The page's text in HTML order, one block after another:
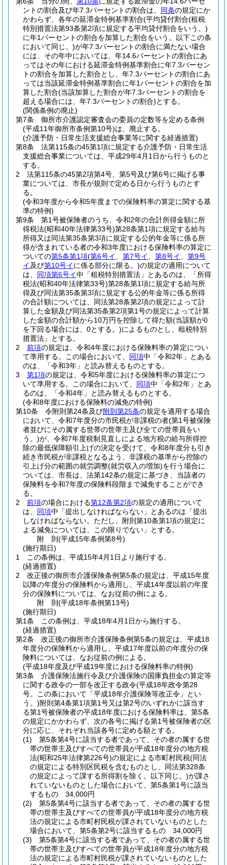
ントの割合及び年7.3パーセントの割合は、 同条の規定にか
かわらず、各年の延滞金特例基準割合(平均貸付割合(租税
特別措置法第93条第2項に規定する平均貸付割合をいう。)
に年1パーセントの割合を加算した割合をいう。以下この条
において同じ。)が年7.3パーセントの割合に満たない場合
には、その年中においては、年14.6パーセントの割合にあ
ってはその年における延滞金特例基準割合に年7.3パーセン
トの割合を加算した割合とし、年7.3パーセントの割合にあ
っては当該延滞金特例基準割合に年1パーセントの割合を加
算した割合(当該加算した割合が年7.3パーセントの割合を
超える場合には、年7.3パーセントの割合)とする。
(関係条例の廃止)
第7条
御所市介護認定審査会の委員の定数等を定める条例
(平成11年御所市条例第10号)は、廃止する。
(介護予防・日常生活支援総合事業等に関する経過措置)
第8条
法第115条の45第1項に規定する介護予防・日常生活
支援総合事業については、平成29年4月1日から行うものと
する。
2
法第115条の45第2項第4号、第5号及び第6号に掲げる事
業については、市長が規則で定める日から行うものとす
る。
(令和3年度から令和5年度までの保険料率の算定に関する基
準の特例)
第9条
第1号被保険者のうち、令和2年の合計所得金額に所
得税法(昭和40年法律第33号)第28条第1項に規定する給与
所得又は同法第35条第3項に規定する公的年金等に係る所
得が含まれている者の令和3年度における保険料率の算定に
ついての第5条第1項(第6号イ 第7号イ 第8号イ
第9号
イ及び第10号イに係る部分に限る。)の規定の適用について
は、 同項第6号イ中「租税特別措置法」とあるのは、「所得
税法(昭和40年法律第33号)第28条第1項に規定する給与所
得及び同法第35条第3項に規定する公的年金等に係る所得
の合計額については、同法第28条第2項の規定によって計
算した金額及び同法第35条第2項第1号の規定によって計算
した金額の合計額から10万円を控除して得た額(当該額が0
を下回る場合には、0とする。)によるものとし、租税特別
措置法」とする。
2
前項の規定は、令和4年度における保険料率の算定につい
て準用する。
この場合において、 同項中「令和2年」とある
のは、「令和3年」と読み替えるものとする。
3
第1項の規定は、令和5年度における保険料率の算定につ
いて準用する。
この場合において、 同項中「令和2年」とあ
るのは、「令和4年」と読み替えるものとする。
(令和8年度における保険料の減免の特例)
第10条
令附則第24条及び附則第25条の規定を適用する場合
において、令和7年度分の市民税が非課税の者(第1号被保険
者並びにその属する世帯の世帯主及び全ての世帯員をい
う。)が、令和7年度税制見直しによる地方税の給与所得控
除の最低保障額引上げの決定を受けて、令和8年度分も引き
続き市民税が非課税となるよう、非課税の基準から控除の
引上げ分の範囲の就労調整(就労収入の増加)を行う場合に
ついては、市長は、法第142条の規定に基づき、当該者の
保険料を令和7年度の保険料段階まで減免することができ
る。
2
前項の場合における第12条第2項の規定の適用について
は、 同項中「提出しなければならない」とあるのは「提出
しなければならない。ただし、附則第10条第1項の規定に
よる減免については、この限りでない」とする。
附 則(平成15年条例第8号)
(施行期日)
1
この条例は、平成15年4月1日より施行する。
(経過措置)
2
改正後の御所市介護保険条例第5条の規定は、平成15年度
以降の年度分の保険料から適用し、平成14年度以前の年度
分の保険料については、なお従前の例による。
附 則(平成18年条例第13号)
(施行期日)
第1条
この条例は、平成18年4月1日から施行する。
(経過措置)
第2条
改正後の御所市介護保険条例第5条の規定は、平成18
年度分の保険料から適用し、平成17年度以前の年度分の保
険料については、なお従前の例による。
(平成18年度及び平成19年度における保険料率の特例)
第3条
介護保険法施行令及び介護保険の国庫負担金の算定等
に関する政令の一部を改正する政令(平成18年政令第28
号。この条において「平成18年介護保険等改正令」とい
う。)附則第4条第1項第1号又は第2号のいずれかに該当す
る第1号被保険者の平成18年度における保険料率は、第5条
の規定にかかわらず、次の各号に掲げる第1号被保険者の区
分に応じ、それぞれ当該各号に定める額とする。
(1)
第5条第4号に該当する者であって、その者の属する世
帯の世帯主及びすべての世帯員が平成18年度分の地方税
法(昭和25年法律第226号)の規定による市町村民税(同法
の規定による特別区民税を含むものとし、同法第328条
の規定によって課する所得割を除く。以下同じ。)が課さ
れていないものとした場合において、第5条第1号に該当
するもの 34,000円
(2)
第5条第4号に該当する者であって、その者の属する世
帯の世帯主及びすべての世帯員が平成18年度分の地方税
法の規定による市町村民税が課されていないものとした
場合において、第5条第2号に該当するもの 34,000円
(3)
第5条第4号に該当する者であって、その者の属する世
帯の世帯主及びすべての世帯員が平成18年度分の地方税
法の規定による市町村民税が課されていないものとした